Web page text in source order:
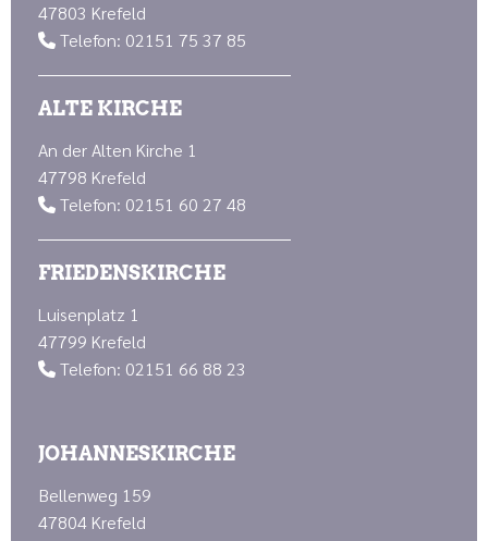
47803 Krefeld
 Telefon: 02151 75 37 85
ALTE KIRCHE
An der Alten Kirche 1
47798 Krefeld
 Telefon: 02151 60 27 48
FRIEDENSKIRCHE
Luisenplatz 1
47799 Krefeld
 Telefon: 02151 66 88 23
JOHANNESKIRCHE
Bellenweg 159
47804 Krefeld